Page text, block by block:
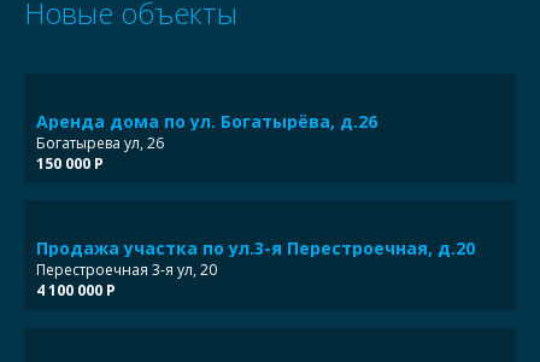
Новые объекты
Аренда дома по ул. Богатырёва, д.26
Богатырева ул, 26
150 000 Р
Продажа участка по ул.3-я Перестроечная, д.20
Перестроечная 3-я ул, 20
4 100 000 Р